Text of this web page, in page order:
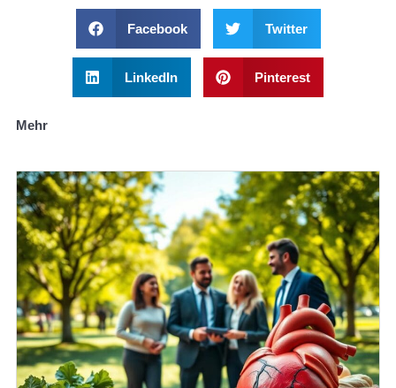
Facebook Twitter
LinkedIn Pinterest
Mehr